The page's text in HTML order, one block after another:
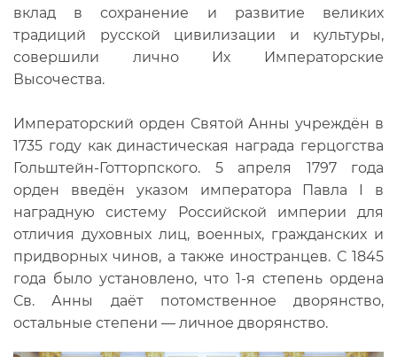
вклад в сохранение и развитие великих
традиций русской цивилизации и культуры,
совершили лично Их Императорские
Высочества.
Императорский орден Святой Анны учреждён в
1735 году как династическая награда герцогства
Гольштейн-Готторпского. 5 апреля 1797 года
орден введён указом императора Павла I в
наградную систему Российской империи для
отличия духовных лиц, военных, гражданских и
придворных чинов, а также иностранцев. С 1845
года было установлено, что 1-я степень ордена
Св. Анны даёт потомственное дворянство,
остальные степени — личное дворянство.